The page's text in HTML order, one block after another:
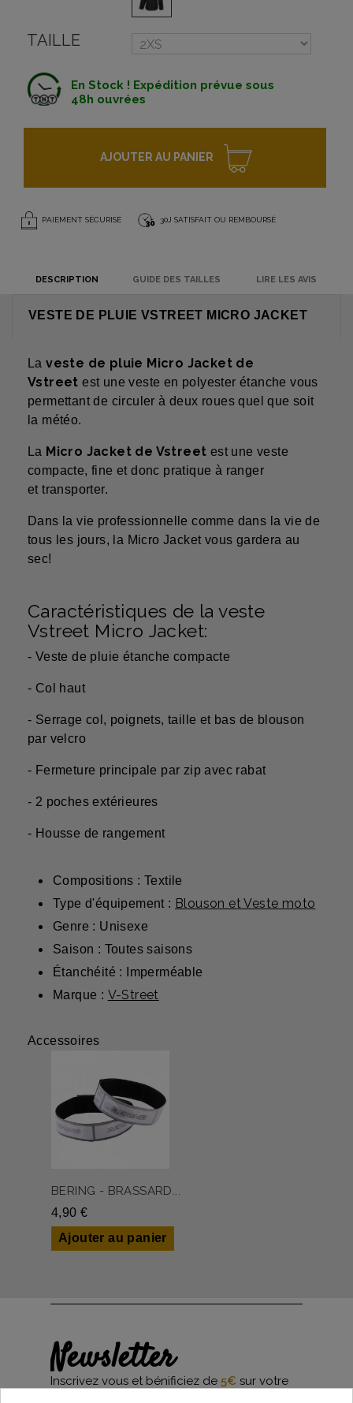
TAILLE
En Stock ! Expédition prévue sous
48h ouvrées
AJOUTER AU PANIER
PAIEMENT SÉCURISÉ 30J SATISFAIT OU REMBOURSÉ
DESCRIPTION GUIDE DES TAILLES LIRE LES AVIS
VESTE DE PLUIE VSTREET MICRO JACKET
Laveste de pluie Micro Jacket de
Vstreet est une veste en polyester étanche vous
permettant de circuler à deux roues quel que soit
la météo.
La Micro Jacket de Vstreet est une veste
compacte, fine et donc pratique à ranger
et transporter.
Dans la vie professionnelle comme dans la vie de
tous les jours, la Micro Jacket vous gardera au
sec!
Caractéristiques de la veste
Vstreet Micro Jacket:
- Veste de pluie étanche compacte
- Col haut
- Serrage col, poignets, taille et bas de blouson
par velcro
- Fermeture principale par zip avec rabat
- 2 poches extérieures
- Housse de rangement
Compositions : Textile
Type d'équipement : Blouson et Veste moto
Genre : Unisexe
Saison : Toutes saisons
Étanchéité : Imperméable
Marque : V-Street
Accessoires
BERING - BRASSARD...
4,90 €
Ajouter au panier
Newsletter
Inscrivez vous et bénificiez de 5€ sur votre